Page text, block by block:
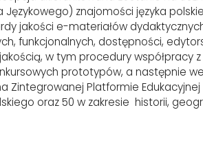
Językowego) znajomości języka
jakości e-materiałów
funkcjonalnych, dostępności,
w tym procedury współpracy
prototypów, a następnie
Platformie
oraz 50 w zakresie historii,